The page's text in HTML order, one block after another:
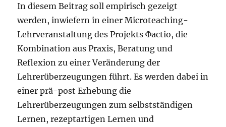
In diesem Beitrag soll empirisch gezeigt
werden, inwiefern in einer Microteaching-
Lehrveranstaltung des Projekts Фactio, die
Kombination aus Praxis, Beratung und
Reflexion zu einer Veränderung der
Lehrerüberzeugungen führt. Es werden dabei in
einer prä-post Erhebung die
Lehrerüberzeugungen zum selbstständigen
Lernen, rezeptartigen Lernen und